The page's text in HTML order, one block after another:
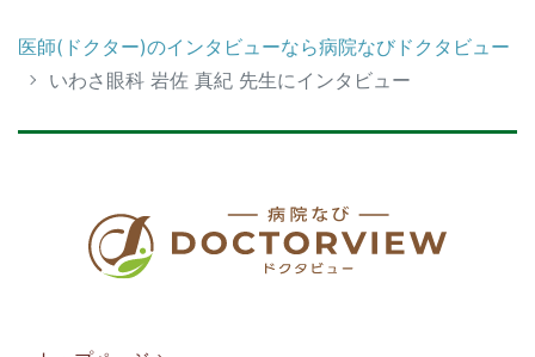
医師(ドクター)のインタビューなら病院なびドクタビュー
いわさ眼科 岩佐 真紀 先生にインタビュー